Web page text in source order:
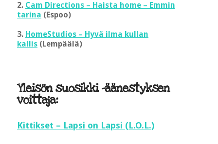
2. Cam Directions – Haista home – Emmin
tarina (Espoo)
3. HomeStudios – Hyvä ilma kullan
kallis (Lempäälä)
Yleisön suosikki -äänestyksen
voittaja:
Kittikset – Lapsi on Lapsi (L.O.L.)